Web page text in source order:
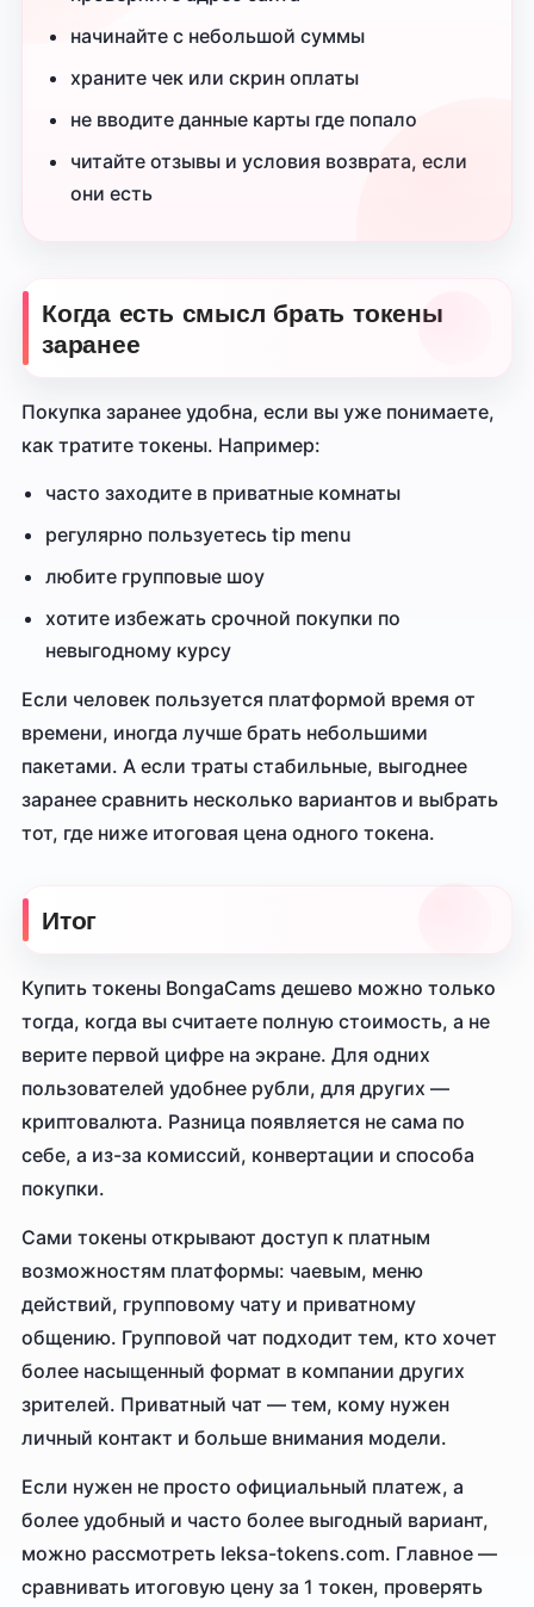
начинайте с небольшой суммы
храните чек или скрин оплаты
не вводите данные карты где попало
читайте отзывы и условия возврата, если
они есть
Когда есть смысл брать токены
заранее
Покупка заранее удобна, если вы уже понимаете,
как тратите токены. Например:
часто заходите в приватные комнаты
регулярно пользуетесь tip menu
любите групповые шоу
хотите избежать срочной покупки по
невыгодному курсу
Если человек пользуется платформой время от
времени, иногда лучше брать небольшими
пакетами. А если траты стабильные, выгоднее
заранее сравнить несколько вариантов и выбрать
тот, где ниже итоговая цена одного токена.
Итог
Купить токены BongaCams дешево можно только
тогда, когда вы считаете полную стоимость, а не
верите первой цифре на экране. Для одних
пользователей удобнее рубли, для других —
криптовалюта. Разница появляется не сама по
себе, а из-за комиссий, конвертации и способа
покупки.
Сами токены открывают доступ к платным
возможностям платформы: чаевым, меню
действий, групповому чату и приватному
общению. Групповой чат подходит тем, кто хочет
более насыщенный формат в компании других
зрителей. Приватный чат — тем, кому нужен
личный контакт и больше внимания модели.
Если нужен не просто официальный платеж, а
более удобный и часто более выгодный вариант,
можно рассмотреть leksa-tokens.com. Главное —
сравнивать итоговую цену за 1 токен, проверять